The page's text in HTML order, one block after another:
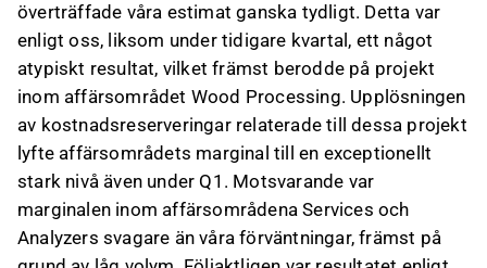
överträffade våra estimat ganska tydligt. Detta var
enligt oss, liksom under tidigare kvartal, ett något
atypiskt resultat, vilket främst berodde på projekt
inom affärsområdet Wood Processing. Upplösningen
av kostnadsreserveringar relaterade till dessa projekt
lyfte affärsområdets marginal till en exceptionellt
stark nivå även under Q1. Motsvarande var
marginalen inom affärsområdena Services och
Analyzers svagare än våra förväntningar, främst på